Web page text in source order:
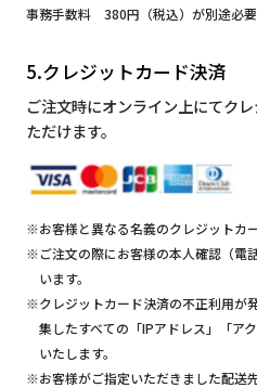
事務手数料 380円（税込）が別途必要
5.クレジットカード決済
ご注文時にオンライン上にてク
ただけます。
※お客様と異なる名義のクレジットカ
※ご注文の際にお客様の本人確認（電
います。
※クレジットカード決済の不正利用が
集したすべての「IPアドレス」「ア
いたします。
※お客様がご指定いただきました配送